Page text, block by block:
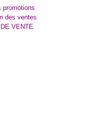
promotions
des ventes
VENTE